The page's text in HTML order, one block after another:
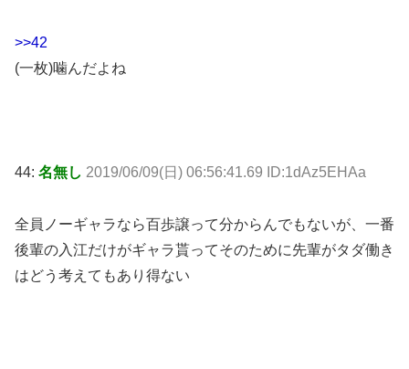
>>42
(一枚)噛んだよね
44: 名無し 2019/06/09(日) 06:56:41.69 ID:1dAz5EHAa
全員ノーギャラなら百歩譲って分からんでもないが、一番
後輩の入江だけがギャラ貰ってそのために先輩がタダ働き
はどう考えてもあり得ない